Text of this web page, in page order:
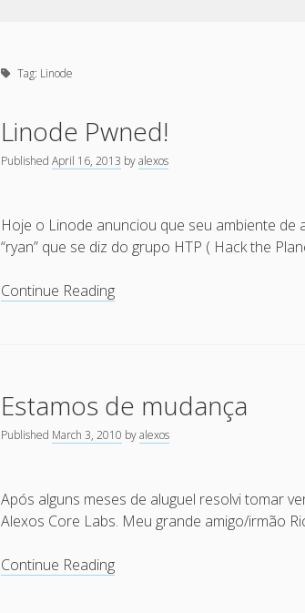
Tag: Linode
Linode Pwned!
PublishedApril 16, 2013 byalexos
Hoje o Linode anunciou que seu ambiente
“ryan” que se diz do grupo HTP ( Hack the
Continue ReadingLinode
Estamos de mudança
Published March 3, 2010 byalexos
Após alguns meses de aluguel resolvi tomar
Alexos Core Labs. Meu grande amigo/irmão
Continue ReadingEstamos